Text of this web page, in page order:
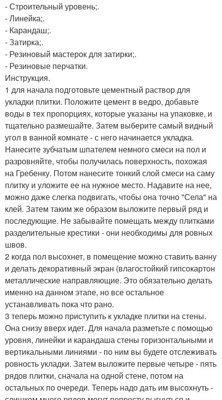
- Строительный уровень;.
- Линейка;.
- Карандаш;.
- Затирка;.
- Резиновый мастерок для затирки;.
- Резиновые перчатки.
Инструкция.
1 для начала подготовьте цементный раствор для
укладки плитки. Положите цемент в ведро, добавьте
воды в тех пропорциях, которые указаны на упаковке, и
тщательно размешайте. Затем выберите самый видный
угол в ванной комнате - с него начинается укладка.
Нанесите зубчатым шпателем немного смеси на пол и
разровняйте, чтобы получилась поверхность, похожая
на Гребенку. Потом нанесите тонкий слой смеси на саму
плитку и уложите ее на нужное место. Надавите на нее,
можно даже слегка подвигать, чтобы она точно "Села" на
клей. Затем таким же образом выложите первый ряд и
последующие. Не забывайте помещать между плитками
разделительные крестики - они необходимы для ровных
швов.
2 когда пол высохнет, в помещение можно ставить ванну
и делать декоративный экран (влагостойкий гипсокартон
металлические направляющие. Это обязательно делать
именно на данном этапе, но все остальное
устанавливать пока что рано.
3 теперь можно приступить к укладке плитки на стены.
Она снизу вверх идет. Для начала разметьте с помощью
уровня, линейки и карандаша стены горизонтальными и
вертикальными линиями - по ним вы будете отслеживать
ровность укладки. Затем выложите первые четыре - пять
рядов плитки, сначала на одной стене, потом на
остальных по очереди. Теперь надо дать им высохнуть -